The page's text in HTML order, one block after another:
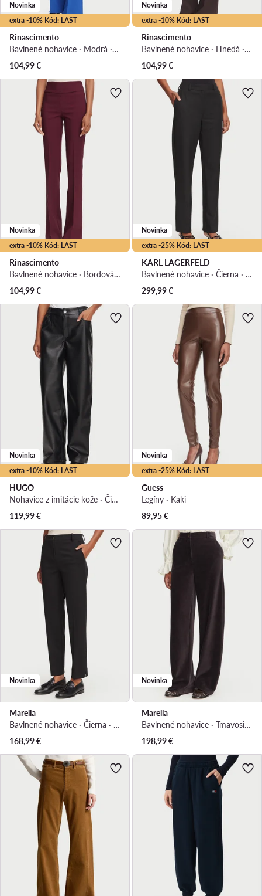
extra -10% Kód: LAST
Novinka
Rinascimento
Bavlnené nohavice · Modrá · Regular fit
104,99€
extra -10% Kód: LAST
Novinka
Rinascimento
Bavlnené nohavice · Hnedá · Regular fit
104,99€
extra -10% Kód: LAST
Novinka
Rinascimento
Bavlnené nohavice · Bordová · Regular fit
104,99€
extra -25% Kód: LAST
Novinka
KARL LAGERFELD
Bavlnené nohavice · Čierna · Regular fit
299,99€
extra -10% Kód: LAST
Novinka
HUGO
Nohavice z imitácie kože · Čierna · Regular fit
119,99€
extra -25% Kód: LAST
Novinka
Guess
Legíny · Kaki
89,95€
Novinka
Marella
Bavlnené nohavice · Čierna · Regular fit
168,99€
Novinka
Marella
Bavlnené nohavice · Tmavosivá · Regular fit
198,99€